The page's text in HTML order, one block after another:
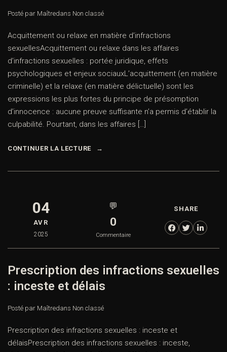
Posté par Maîtredans Non classé
Acquittement ou relaxe en matière d’infractions
sexuellesAcquittement ou relaxe dans les affaires
d’infractions sexuelles : portée juridique, effets
psychologiques et enjeux sociauxL’acquittement (en matière
criminelle) et la relaxe (en matière délictuelle) sont les
expressions les plus fortes du principe de présomption
d’innocence : aucune preuve suffisante n’a permis d’établir la
culpabilité. Pourtant, dans les affaires […]
CONTINUER LA LECTURE
04
AVR
2025
💬
0
Commentaire
SHARE
Prescription des infractions sexuelles
: inceste et délais
Posté par Maîtredans Non classé
Prescription des infractions sexuelles : inceste et
délaisPrescription des infractions sexuelles : inceste,